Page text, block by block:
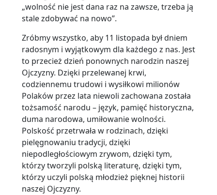
„wolność nie jest dana raz na zawsze, trzeba ją
stale zdobywać na nowo”.
Zróbmy wszystko, aby 11 listopada był dniem
radosnym i wyjątkowym dla każdego z nas. Jest
to przecież dzień ponownych narodzin naszej
Ojczyzny. Dzięki przelewanej krwi,
codziennemu trudowi i wysiłkowi milionów
Polaków przez lata niewoli zachowana została
tożsamość narodu – język, pamięć historyczna,
duma narodowa, umiłowanie wolności.
Polskość przetrwała w rodzinach, dzięki
pielęgnowaniu tradycji, dzięki
niepodległościowym zrywom, dzięki tym,
którzy tworzyli polską literaturę, dzięki tym,
którzy uczyli polską młodzież pięknej historii
naszej Ojczyzny.